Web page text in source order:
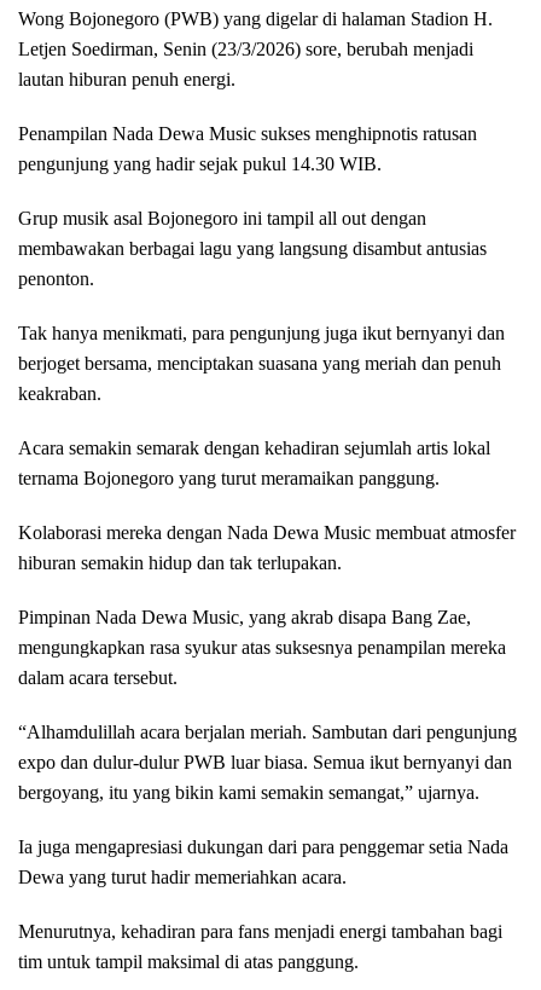
Wong Bojonegoro (PWB) yang digelar di halaman Stadion H.
Letjen Soedirman, Senin (23/3/2026) sore, berubah menjadi
lautan hiburan penuh energi.
Penampilan Nada Dewa Music sukses menghipnotis ratusan
pengunjung yang hadir sejak pukul 14.30 WIB.
Grup musik asal Bojonegoro ini tampil all out dengan
membawakan berbagai lagu yang langsung disambut antusias
penonton.
Tak hanya menikmati, para pengunjung juga ikut bernyanyi dan
berjoget bersama, menciptakan suasana yang meriah dan penuh
keakraban.
Acara semakin semarak dengan kehadiran sejumlah artis lokal
ternama Bojonegoro yang turut meramaikan panggung.
Kolaborasi mereka dengan Nada Dewa Music membuat atmosfer
hiburan semakin hidup dan tak terlupakan.
Pimpinan Nada Dewa Music, yang akrab disapa Bang Zae,
mengungkapkan rasa syukur atas suksesnya penampilan mereka
dalam acara tersebut.
“Alhamdulillah acara berjalan meriah. Sambutan dari pengunjung
expo dan dulur-dulur PWB luar biasa. Semua ikut bernyanyi dan
bergoyang, itu yang bikin kami semakin semangat,” ujarnya.
Ia juga mengapresiasi dukungan dari para penggemar setia Nada
Dewa yang turut hadir memeriahkan acara.
Menurutnya, kehadiran para fans menjadi energi tambahan bagi
tim untuk tampil maksimal di atas panggung.